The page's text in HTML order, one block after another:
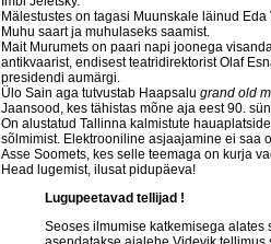
Mälestustes on tagasi Muunskale läinud
Muhu saart ja muhulaseks saamist.
Mait Murumets on paari napi joonega
antikvaarist, endisest teatridirektorist Olaf
presidendi aumärgi.
Ülo Sain aga tutvustab Haapsalu grand old
Jaansood, kes tähistas mõne aja eest 90.
On alustatud Tallinna kalmistute
sõlmimist. Elektrooniline asjaajamine ei saa
Asse Soomets, kes selle teemaga on kurja
Head lugemist, ilusat pidupäeva!
Lugupeetavad tellijad !
Seoses ilmumise katkemisega alates